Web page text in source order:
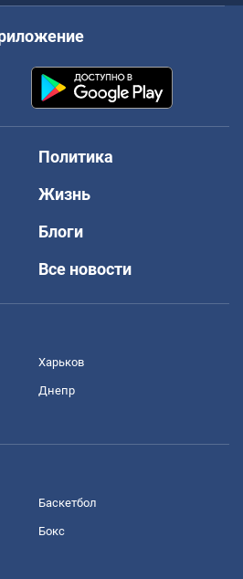
Политика
Жизнь
Блоги
Все новости
Харьков
Днепр
Баскетбол
Бокс